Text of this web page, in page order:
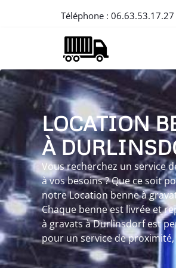
Téléphone : 06.63.53.17.27
LOCATION
À
Vous recherchez un service
à vos besoins ? Que ce soit
notre Location benne à
Chaque benne est livrée et
à gravats à Durlinsdorf est
pour un service de